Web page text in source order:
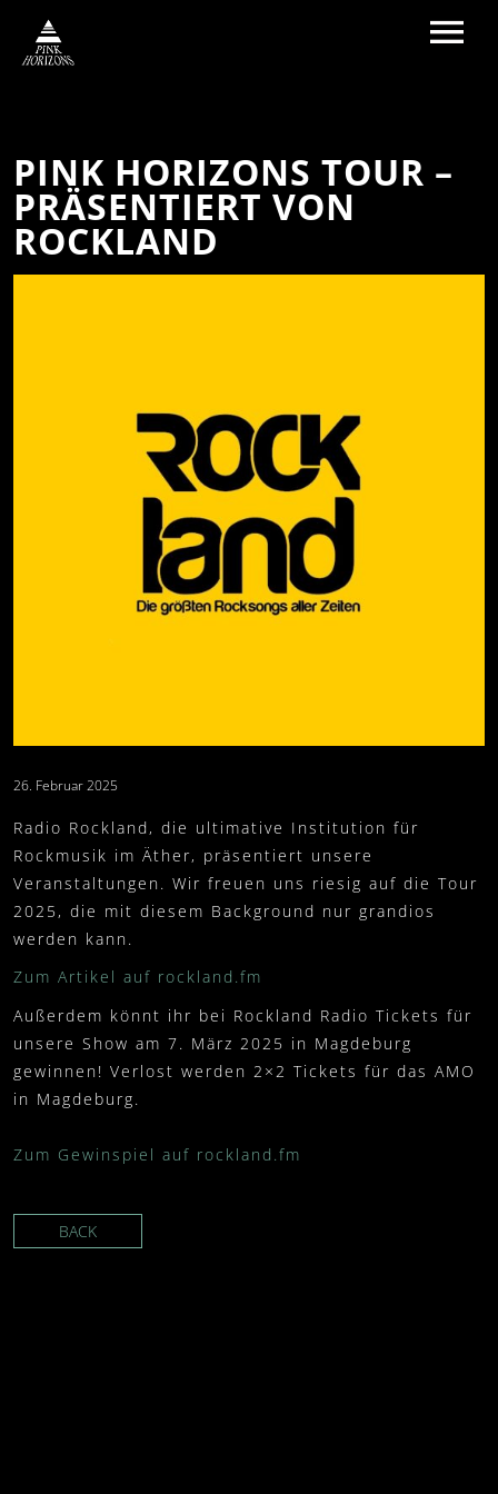
BAND
MEDIA
GALLERY
INFO
KONTAKT
VERANSTALTER
PRESSKIT
SHOP
FANARTIKEL
WARENKORB
0
PINK HORIZONS TOUR –
PRÄSENTIERT VON
ROCKLAND
26. Februar 2025
Radio Rockland, die ultimative Institution für
Rockmusik im Äther, präsentiert unsere
Veranstaltungen. Wir freuen uns riesig auf die Tour
2025, die mit diesem Background nur grandios
werden kann.
Zum Artikel auf rockland.fm
Außerdem könnt ihr bei Rockland Radio Tickets für
unsere Show am 7. März 2025 in Magdeburg
gewinnen! Verlost werden 2×2 Tickets für das AMO
in Magdeburg.
Zum Gewinspiel auf rockland.fm
BACK